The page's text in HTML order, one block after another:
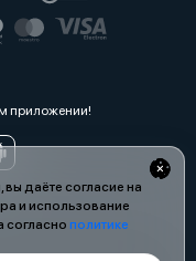
даёте согласие на
и использование
согласно политике
приложении!